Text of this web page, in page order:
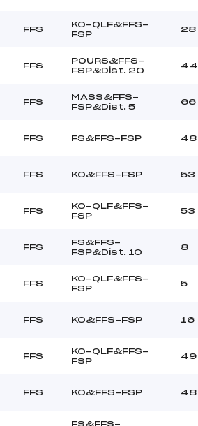
FFS
KO-QLF&FFS-
FSP
28
FFS
POURS&FFS-
FSP&Dist. 20
44
FFS
MASS&FFS-
FSP&Dist. 5
66
FFS FS&FFS-FSP 48
FFS KO&FFS-FSP 53
FFS
KO-QLF&FFS-
FSP
53
FFS
FS&FFS-
FSP&Dist. 10
8
FFS
KO-QLF&FFS-
FSP
5
FFS KO&FFS-FSP 16
FFS
KO-QLF&FFS-
FSP
49
FFS KO&FFS-FSP 48
FS&FFS-